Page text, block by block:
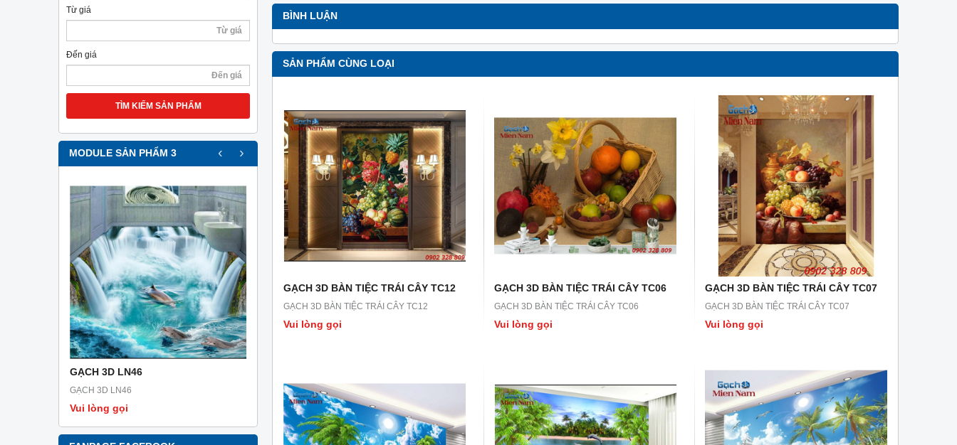
Từ giá
Đến giá
TÌM KIẾM SẢN PHẨM
MODULE SẢN PHẨM 3
GẠCH 3D LN46
GẠCH 3D LN46
Vui lòng gọi
GẠCH 3D LN45
Vui lòng gọi
GẠCH 3D LN44
Vui lòng gọi
GẠCH 3D LN43
GẠCH 3D LN43
Vui lòng gọi
GẠCH 3D LN42
GẠCH 3D LN42
Vui lòng gọi
‹ ›
BÌNH LUẬN
SẢN PHẨM CÙNG LOẠI
GẠCH 3D BÀN TIỆC TRÁI CÂY TC12
GẠCH 3D BÀN TIỆC TRÁI CÂY TC12
Vui lòng gọi
GẠCH 3D BÀN TIỆC TRÁI CÂY TC06
GẠCH 3D BÀN TIỆC TRÁI CÂY TC06
Vui lòng gọi
GẠCH 3D BÀN TIỆC TRÁI CÂY TC07
GẠCH 3D BÀN TIỆC TRÁI CÂY TC07
Vui lòng gọi